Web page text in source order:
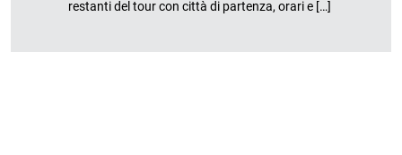
restanti del tour con città di partenza, orari e […]